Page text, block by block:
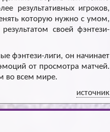
результативных игроков,
которую нужно с умом,
своей фэнтези-
фэнтези-лиги, он начинает
от просмотра матчей.
во всем мире.
источник